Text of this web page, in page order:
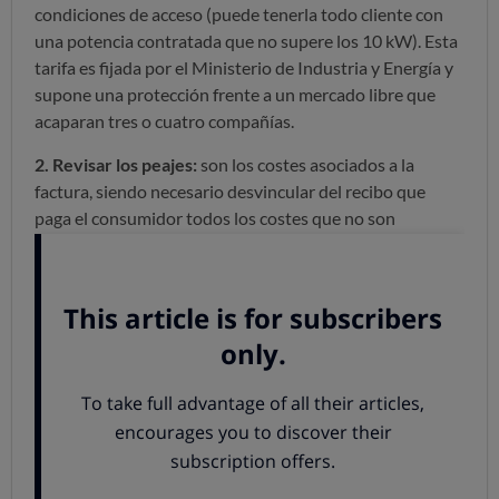
condiciones de acceso (puede tenerla todo cliente con
una potencia contratada que no supere los 10 kW). Esta
tarifa es fijada por el Ministerio de Industria y Energía y
supone una protección frente a un mercado libre que
acaparan tres o cuatro compañías.
2. Revisar los peajes: son los costes asociados a la
factura, siendo necesario desvincular del recibo que
paga el consumidor todos los costes que no son
3. Revisar el método que fija el precio de la energía:
tal manera que el consumidor pague lo que realmente
cuesta la energía y las compañías cobren por el precio
que a ellas les cuesta producirla.
4. Fomentar el ahorro:mediante la eficiencia energética,